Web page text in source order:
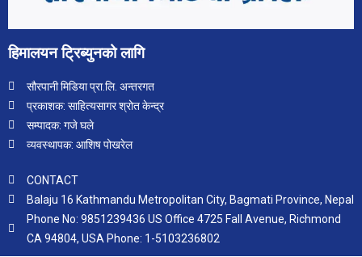
हिमालयन ट्रिब्युनको लागि
सौरपानी मिडिया प्रा.लि. अन्तरगत
प्रकाशक: साहित्यसागर श्रोत केन्द्र
सम्पादक: गजे घले
व्यवस्थापक: आशिष पोखरेल
CONTACT
Balaju 16 Kathmandu Metropolitan City, Bagmati Province, Nepal
Phone No: 9851239436 US Office 4725 Fall Avenue, Richmond
CA 94804, USA Phone: 1-5103236802